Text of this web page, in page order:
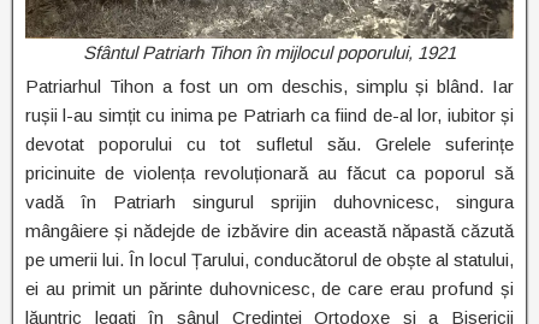
Sfântul Patriarh Tihon în mijlocul poporului, 1921
Patriarhul Tihon a fost un om deschis, simplu și blând. Iar
rușii l-au simțit cu inima pe Patriarh ca fiind de-al lor, iubitor și
devotat poporului cu tot sufletul său. Grelele suferințe
pricinuite de violența revoluționară au făcut ca poporul să
vadă în Patriarh singurul sprijin duhovnicesc, singura
mângâiere și nădejde de izbăvire din această năpastă căzută
pe umerii lui. În locul Țarului, conducătorul de obște al statului,
ei au primit un părinte duhovnicesc, de care erau profund și
lăuntric legați în sânul Credinței Ortodoxe și a Bisericii